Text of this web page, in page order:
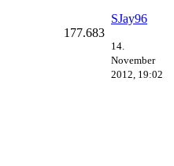
177.683
SJay96
14.
November
2012, 19:02